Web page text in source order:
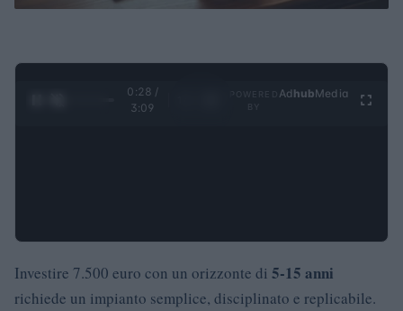
0:29 /
3:09
Ad hubMedia
Investire 7.500 euro con un orizzonte di 5-15 anni
richiede un impianto semplice, disciplinato e replicabile.